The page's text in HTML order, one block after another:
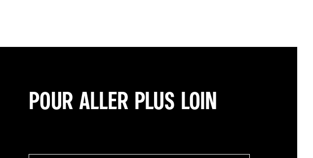
POUR ALLER PLUS LOIN